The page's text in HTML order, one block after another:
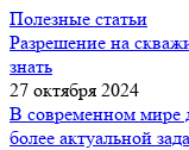
Полезные статьи
Разрешение на
знать
27 октября 2024
В современном мире
более актуальной